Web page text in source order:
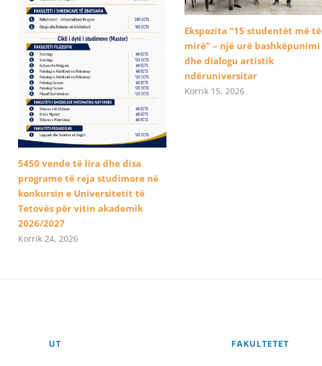
5450 vende të lira dhe disa
programe të reja studimore në
konkursin e Universitetit të
Tetovës për vitin akademik
2026/2027
Korrik 24, 2026
Ekspozita “15 studentët më të
mirë” – një urë bashkëpunimi
dhe dialogu artistik
ndëruniversitar
Korrik 15, 2026
UT FAKULTETET